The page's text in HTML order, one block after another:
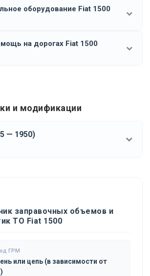
оборудование Fiat 1500
на дорогах Fiat 1500
и модификации
— 1950)
заправочных объемов и
ТО Fiat 1500
ГРМ
или цепь (в зависимости от